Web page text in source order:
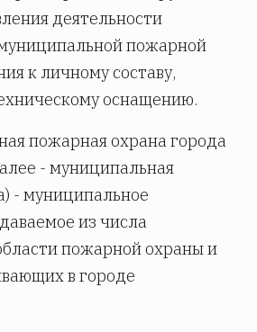
деятельности
пожарной
к личному составу,
оснащению.
пожарная охрана города
- муниципальная
- муниципальное
из числа
пожарной охраны и
в городе